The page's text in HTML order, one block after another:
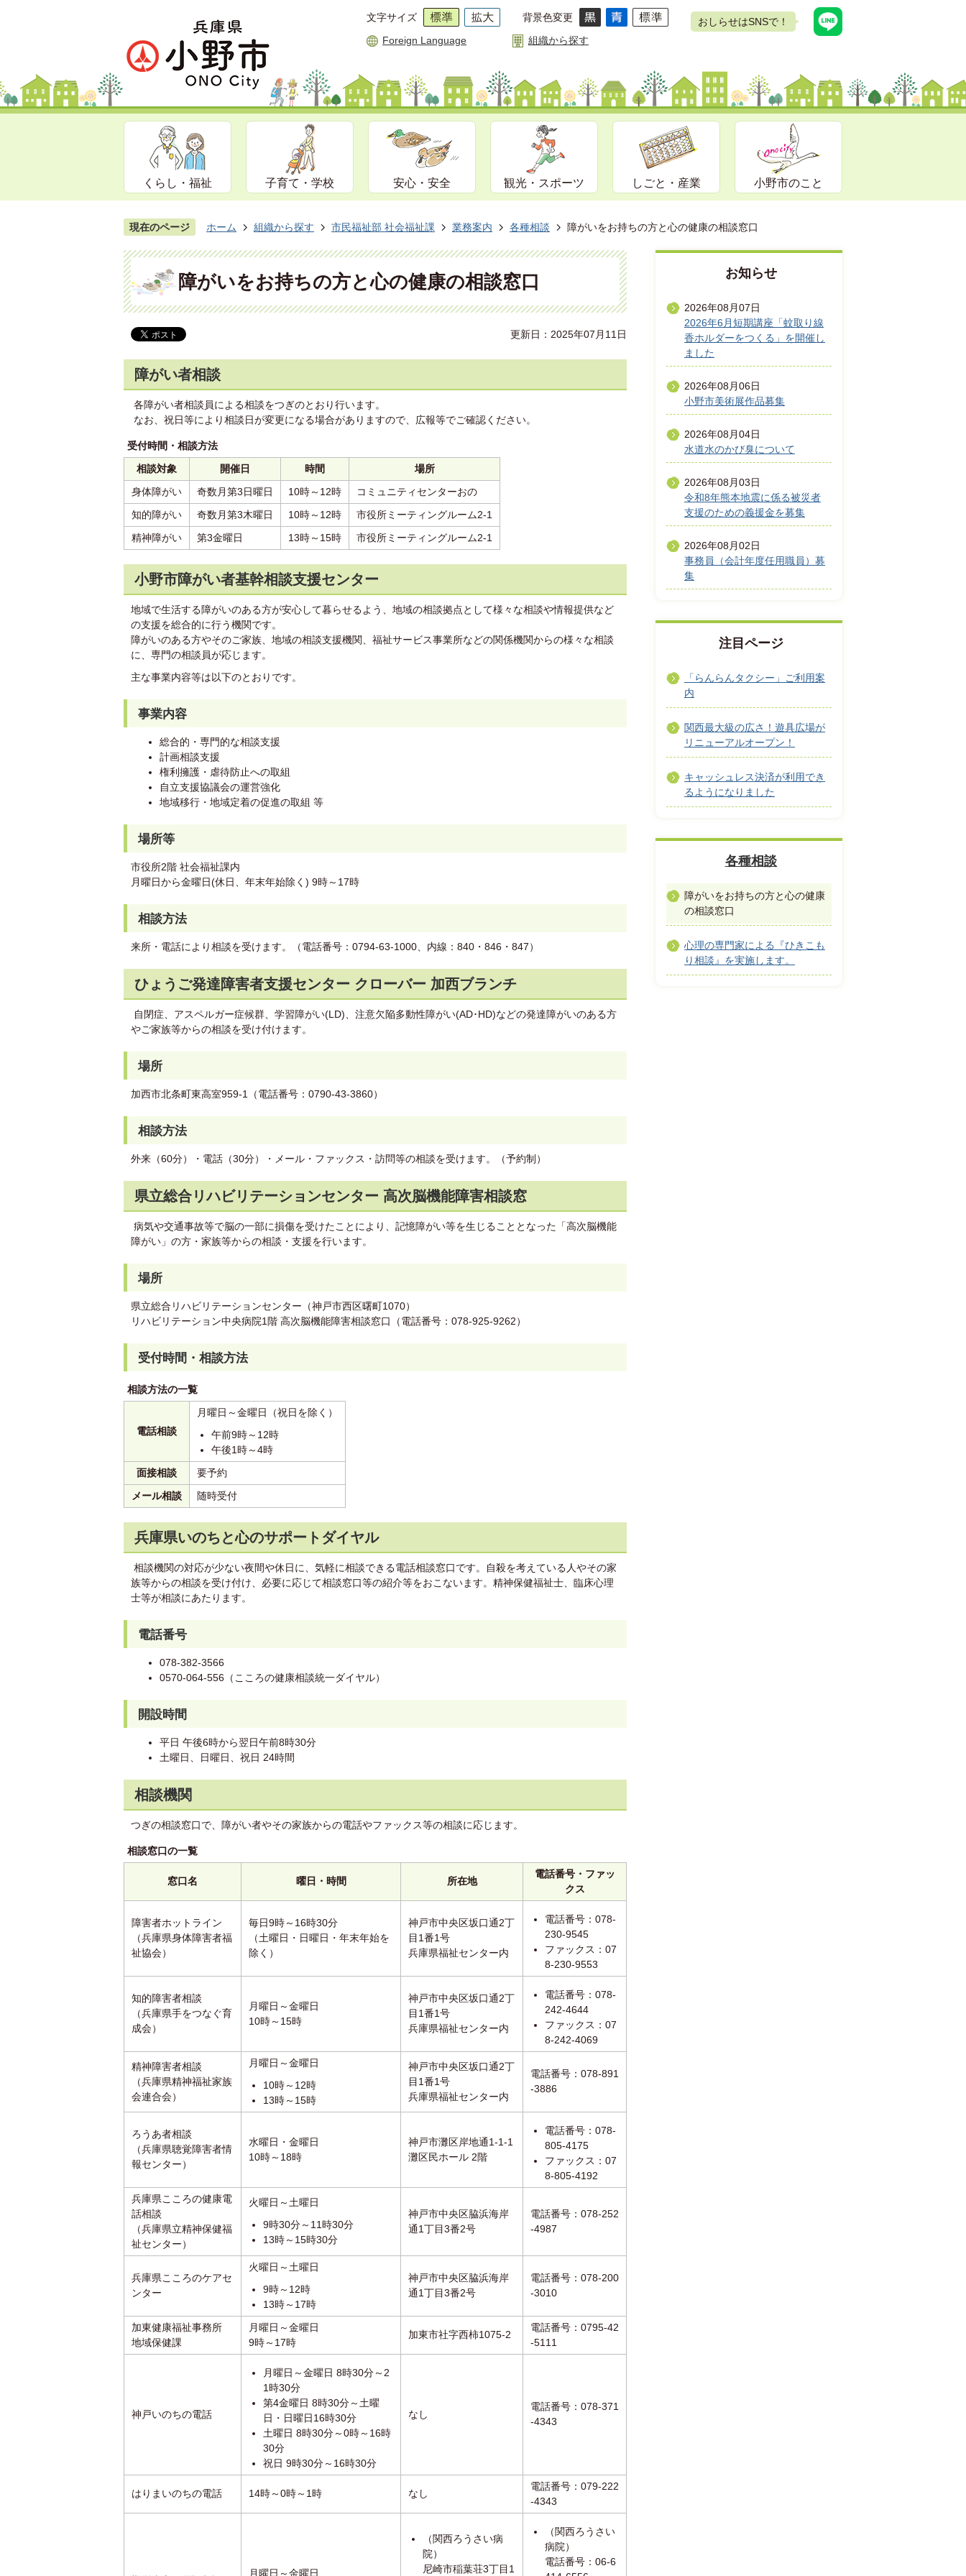
文字サイズ 背景色変更
Foreign Language 組織から探す
おしらせはSNSで！
くらし・福祉 子育て・学校 安心・安全 観光・スポーツ しごと・産業 小野市のこと
現在のページ ホーム 組織から探す 市民福祉部 社会福祉課 業務案内 各種相談 障がいをお持ちの方と心の健康の相談窓口
障がいをお持ちの方と心の健康の相談窓口
更新日：2025年07月11日
障がい者相談
各障がい者相談員による相談をつぎのとおり行います。
なお、祝日等により相談日が変更になる場合がありますので、広報等でご確認ください。
受付時間・相談方法
相談対象
開催日 時間
場所
身体障がい
奇数月第3日曜日 10時～12時
コミュニティセンターおの
知的障がい
奇数月第3木曜日 10時～12時
市役所ミーティングルーム2-1
精神障がい
第3金曜日 13時～15時 市役所ミーティングルーム2-1
小野市障がい者基幹相談支援センター
地域で生活する障がいのある方が安心して暮らせるよう、地域の相談拠点として様々な相談や情報提供など
の支援を総合的に行う機関です。
障がいのある方やそのご家族、地域の相談支援機関、福祉サービス事業所などの関係機関からの様々な相談
に、専門の相談員が応じます。
主な事業内容等は以下のとおりです。
事業内容
総合的・専門的な相談支援
計画相談支援
権利擁護・虐待防止への取組
自立支援協議会の運営強化
地域移行・地域定着の促進の取組 等
場所等
市役所2階 社会福祉課内
月曜日から金曜日(休日、年末年始除く) 9時～17時
相談方法
来所・電話により相談を受けます。（電話番号：0794-63-1000、内線：840・846・847）
ひょうご発達障害者支援センター クローバー 加西ブランチ
自閉症、アスペルガー症候群、学習障がい(LD)、注意欠陥多動性障がい(AD･HD)などの発達障がいのある方
やご家族等からの相談を受け付けます。
場所
加西市北条町東高室959-1（電話番号：0790-43-3860）
相談方法
外来（60分）・電話（30分）・メール・ファックス・訪問等の相談を受けます。（予約制）
県立総合リハビリテーションセンター 高次脳機能障害相談窓
病気や交通事故等で脳の一部に損傷を受けたことにより、記憶障がい等を生じることとなった「高次脳機能
障がい」の方・家族等からの相談・支援を行います。
場所
県立総合リハビリテーションセンター（神戸市西区曙町1070）
リハビリテーション中央病院1階 高次脳機能障害相談窓口（電話番号：078-925-9262）
受付時間・相談方法
相談方法の一覧
電話相談
月曜日～金曜日（祝日を除く）
午前9時～12時
午後1時～4時
面接相談
要予約
メール相談
随時受付
兵庫県いのちと心のサポートダイヤル
相談機関の対応が少ない夜間や休日に、気軽に相談できる電話相談窓口です。自殺を考えている人やその家
族等からの相談を受け付け、必要に応じて相談窓口等の紹介等をおこないます。精神保健福祉士、臨床心理
士等が相談にあたります。
電話番号
078-382-3566
0570-064-556（こころの健康相談統一ダイヤル）
開設時間
平日 午後6時から翌日午前8時30分
土曜日、日曜日、祝日 24時間
相談機関
つぎの相談窓口で、障がい者やその家族からの電話やファックス等の相談に応じます。
相談窓口の一覧
窓口名 曜日・時間 所在地
電話番号・ファッ
クス
障害者ホットライン
（兵庫県身体障害者福
祉協会）
毎日9時～16時30分
（土曜日・日曜日・年末年始を
除く）
神戸市中央区坂口通2丁
目1番1号
兵庫県福祉センター内
電話番号：078-
230-9545
ファックス：07
8-230-9553
知的障害者相談
（兵庫県手をつなぐ育
成会）
月曜日～金曜日
10時～15時
神戸市中央区坂口通2丁
目1番1号
兵庫県福祉センター内
電話番号：078-
242-4644
ファックス：07
8-242-4069
精神障害者相談
（兵庫県精神福祉家族
会連合会）
月曜日～金曜日
10時～12時
13時～15時
神戸市中央区坂口通2丁
目1番1号
兵庫県福祉センター内
電話番号：078-891
-3886
ろうあ者相談
（兵庫県聴覚障害者情
報センター）
水曜日・金曜日
10時～18時
神戸市灘区岸地通1-1-1
灘区民ホール 2階
電話番号：078-
805-4175
ファックス：07
8-805-4192
兵庫県こころの健康電
話相談
（兵庫県立精神保健福
祉センター）
火曜日～土曜日
9時30分～11時30分
13時～15時30分
神戸市中央区脇浜海岸
通1丁目3番2号
電話番号：078-252
-4987
兵庫県こころのケアセ
ンター
火曜日～土曜日
9時～12時
13時～17時
神戸市中央区脇浜海岸
通1丁目3番2号
電話番号：078-200
-3010
加東健康福祉事務所
地域保健課
月曜日～金曜日
9時～17時
加東市社字西柿1075-2
電話番号：0795-42
-5111
神戸いのちの電話
月曜日～金曜日 8時30分～2
1時30分
第4金曜日 8時30分～土曜
日・日曜日16時30分
土曜日 8時30分～0時～16時
30分
祝日 9時30分～16時30分
なし
電話番号：078-371
-4343
はりまいのちの電話 14時～0時～1時 なし
電話番号：079-222
-4343
月曜日～金曜日
（関西ろうさい病
院）
尼崎市稲葉荘3丁目1
（関西ろうさい
病院）
電話番号：06-6
お知らせ
2026年08月07日
2026年6月短期講座「蚊取り線
香ホルダーをつくる」を開催し
ました
2026年08月06日
小野市美術展作品募集
2026年08月04日
水道水のかび臭について
2026年08月03日
令和8年熊本地震に係る被災者
支援のための義援金を募集
2026年08月02日
事務員（会計年度任用職員）募
集
注目ページ
「らんらんタクシー」ご利用案
内
関西最大級の広さ！遊具広場が
リニューアルオープン！
キャッシュレス決済が利用でき
るようになりました
各種相談
障がいをお持ちの方と心の健康
の相談窓口
心理の専門家による『ひきこも
り相談』を実施します。